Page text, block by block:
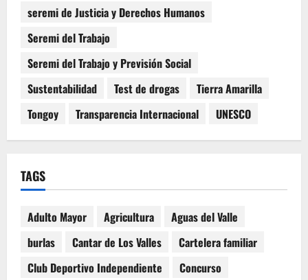
seremi de Justicia y Derechos Humanos
Seremi del Trabajo
Seremi del Trabajo y Previsión Social
Sustentabilidad
Test de drogas
Tierra Amarilla
Tongoy
Transparencia Internacional UNESCO
TAGS
Adulto Mayor Agricultura
Aguas del Valle
burlas
Cantar de Los Valles
Cartelera familiar
Club Deportivo Independiente
Concurso